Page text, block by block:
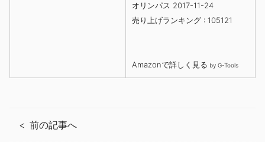
オリンパス 2017-11-24
売り上げランキング : 105121
Amazonで詳しく見る by G-Tools
前の記事へ